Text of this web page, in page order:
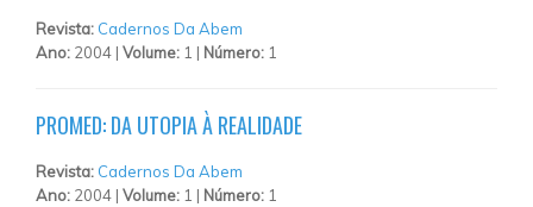
Revista: Cadernos Da Abem
Ano: 2004 | Volume: 1 | Número: 1
PROMED: DA UTOPIA À REALIDADE
Revista: Cadernos Da Abem
Ano: 2004 | Volume: 1 | Número: 1